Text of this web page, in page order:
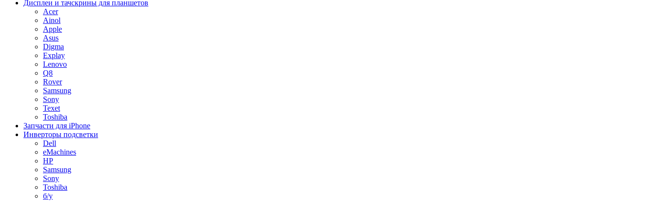
Дисплеи и тачскрины для планшетов
Acer
Ainol
Apple
Asus
Digma
Explay
Lenovo
Q8
Rover
Samsung
Sony
Texet
Toshiba
Запчасти для iPhone
Инверторы подсветки
Dell
eMachines
HP
Samsung
Sony
Toshiba
б/у